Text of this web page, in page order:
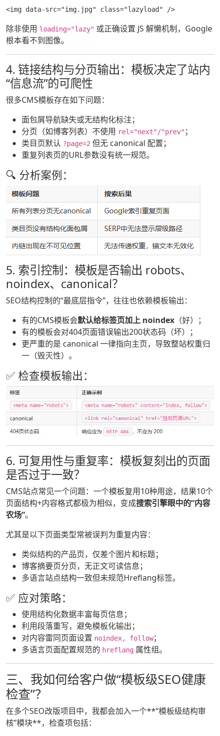
<img data-src="img.jpg" class="lazyload" />
除非使用 loading="lazy" 或正确设置 JS 解懒机制，Google
根本看不到图像。
4. 链接结构与分页输出：模板决定了站内
“信息流”的可爬性
很多CMS模板存在如下问题：
面包屑导航缺失或无结构化标注；
分页（如博客列表）不使用 rel="next"/"prev" ；
类目页默认 ?page=2 但无 canonical 配置；
重复列表页的URL参数没有统一规范。
🔍 分析案例：
5. 索引控制：模板是否输出 robots、
noindex、canonical？
SEO结构控制的“最底层指令”，往往也依赖模板输出：
有的CMS模板会默认给标签页加上 noindex （好）；
有的模板会对404页面错误输出200状态码（坏）；
更严重的是 canonical 一律指向主页，导致整站权重归
一（毁灭性）。
✅ 检查模板输出：
6. 可复用性与重复率：模板复刻出的页面
是否过于一致？
CMS站点常见一个问题：一个模板复用10种用途，结果10个
页面结构+内容格式都极为相似，变成搜索引擎眼中的“内容
农场”。
尤其是以下页面类型常被误判为重复内容：
类似结构的产品页，仅差个图片和标题；
博客摘要页分页，无正文可读信息；
多语言站点结构一致但未规范Hreflang标签。
✅ 应对策略：
使用结构化数据丰富每页信息；
利用段落重写，避免模板化输出；
对内容雷同页面设置 noindex, follow；
多语言页面配置规范的 hreflang 属性组。
三、我如何给客户做“模板级SEO健康
检查”？
在多个SEO改版项目中，我都会加入一个**“模板级结构审
核”模块**，检查项包括：